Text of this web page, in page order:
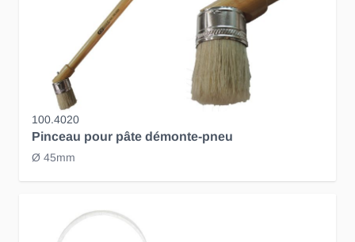
100.4020
Pinceau pour pâte démonte-pneu
Ø 45mm